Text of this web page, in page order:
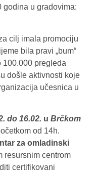
godina u gradovima:
cilj imala promociju
bila pravi „bum“
100.000 pregleda
došle aktivnosti koje
učesnica u
do 16.02. u Brčkom
od 14h.
za omladinski
resursnim centrom
certifikovani